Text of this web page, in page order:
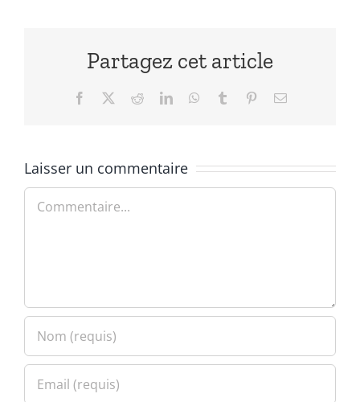
Partagez cet article
Facebook RedditLinkedInWhatsApp
Tumblr PinterestEmail
Laisser un commentaire
Commentaire